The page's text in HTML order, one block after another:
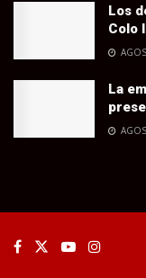
Los
Colo
La